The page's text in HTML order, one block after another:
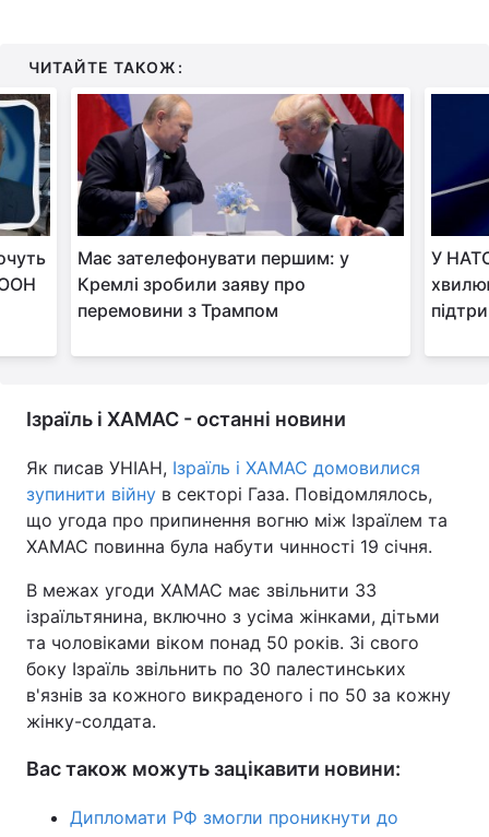
ЧИТАЙТЕ ТАКОЖ:
ООН
Має зателефонувати першим: у
Кремлі зробили заяву про
перемовини з Трампом
У
Ізраїль і ХАМАС - останні новини
Як писав УНІАН, Ізраїль і ХАМАС домовилися
зупинити війну в секторі Газа. Повідомлялось,
що угода про припинення вогню між Ізраїлем та
ХАМАС повинна була набути чинності 19 січня.
В межах угоди ХАМАС має звільнити 33
ізраїльтянина, включно з усіма жінками, дітьми
та чоловіками віком понад 50 років. Зі свого
боку Ізраїль звільнить по 30 палестинських
в'язнів за кожного викраденого і по 50 за кожну
жінку-солдата.
Вас також можуть зацікавити новини:
Дипломати РФ змогли проникнути до